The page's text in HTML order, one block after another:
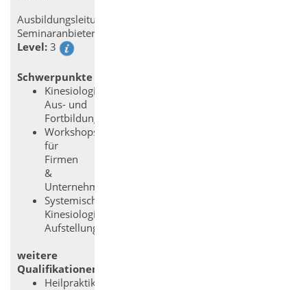
Ausbildungsleitung
Seminaranbieter
Level:3
Schwerpunkte
Kinesiologie
Aus- und
Fortbildungen
Workshops
für
Firmen
&
Unternehmen
Systemisch-
Kinesiologische
Aufstellungen
weitere
Qualifikationen
Heilpraktiker